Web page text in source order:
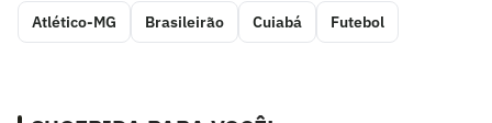
Atlético-MG Brasileirão Cuiabá Futebol